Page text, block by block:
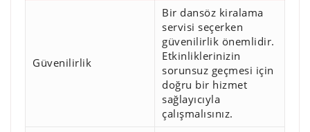
Güvenilirlik
Bir dansöz kiralama
servisi seçerken
güvenilirlik önemlidir.
Etkinliklerinizin
sorunsuz geçmesi için
doğru bir hizmet
sağlayıcıyla
çalışmalısınız.